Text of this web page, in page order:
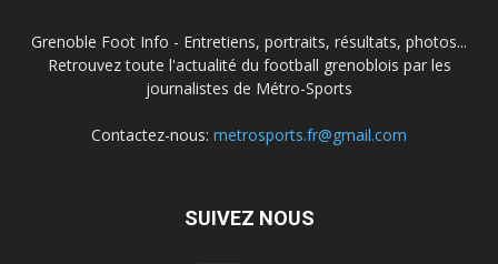
Grenoble Foot Info - Entretiens, portraits, résultats, photos...
Retrouvez toute l'actualité du football grenoblois par les
journalistes de Métro-Sports
Contactez-nous: metrosports.fr@gmail.com
SUIVEZ NOUS